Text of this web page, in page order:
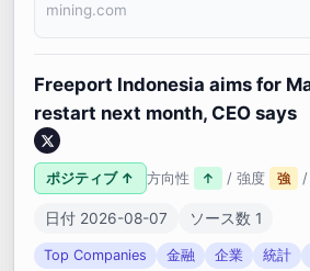
mining.com
Freeport Indonesia aims for
restart next month, CEO says
ポジティブ ↑ 方向性 ↑ / 強度 強 /
日付 2026-08-07 ソース数 1
Top Companies 金融 企業 統計